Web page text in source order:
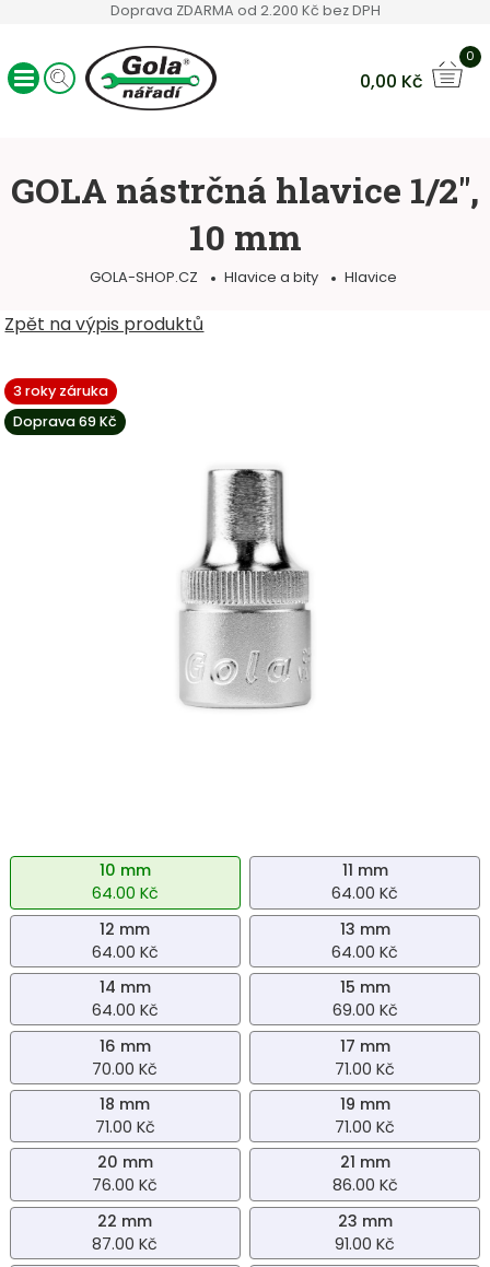
Doprava ZDARMA od 2.200 Kč bez DPH
0,00 Kč
0
Ruční nářadí
Hlavice a bity
Servisní vozíky
Ostatní sortiment
GOLA nástrčná hlavice 1/2",
10 mm
GOLA-SHOP.CZ Hlavice a bity Hlavice
Zpět na výpis produktů
3 roky záruka
Doprava 69 Kč
10 mm
64.00 Kč
11 mm
64.00 Kč
12 mm
64.00 Kč
13 mm
64.00 Kč
14 mm
64.00 Kč
15 mm
69.00 Kč
16 mm
70.00 Kč
17 mm
71.00 Kč
18 mm
71.00 Kč
19 mm
71.00 Kč
20 mm
76.00 Kč
21 mm
86.00 Kč
22 mm
87.00 Kč
23 mm
91.00 Kč